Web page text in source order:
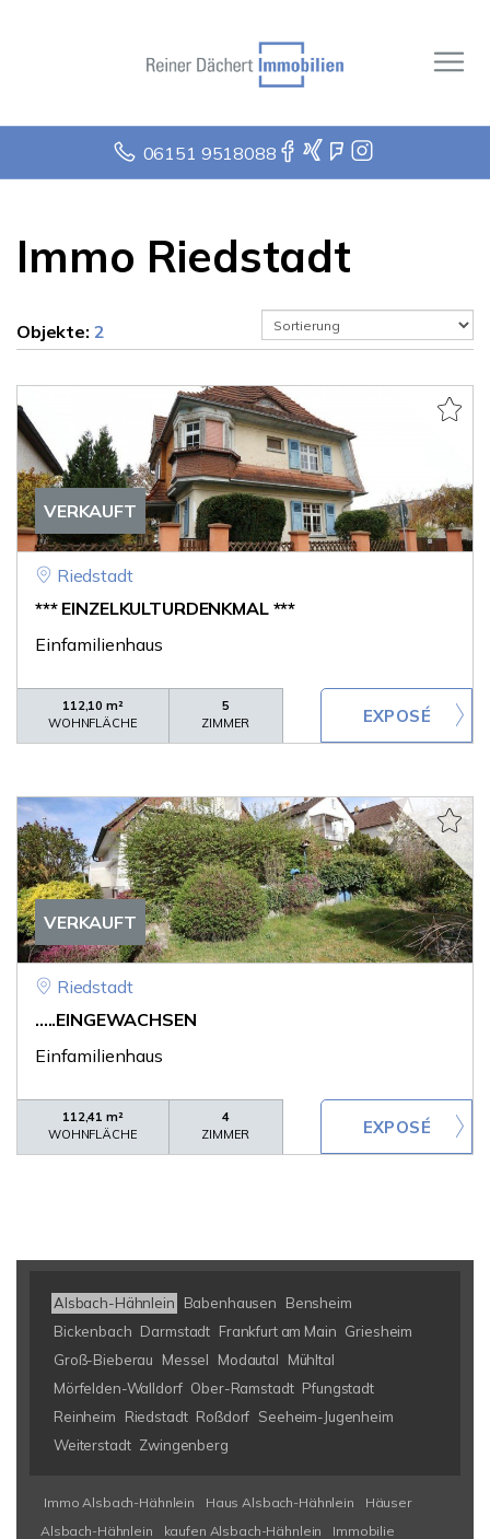
06151 9518088
Immo Riedstadt
Objekte: 2
VERKAUFT
Riedstadt
*** EINZELKULTURDENKMAL ***
Einfamilienhaus
112,10 m²
WOHNFLÄCHE
5
ZIMMER
VERKAUFT
Riedstadt
.....EINGEWACHSEN
Einfamilienhaus
112,41 m²
WOHNFLÄCHE
4
ZIMMER
Alsbach-Hähnlein Babenhausen
Bensheim
Bickenbach Darmstadt Frankfurt am Main Griesheim
Groß-Bieberau
Messel Modautal
Mühltal
Mörfelden-Walldorf Ober-Ramstadt Pfungstadt
Reinheim
Riedstadt Roßdorf Seeheim-Jugenheim
Weiterstadt Zwingenberg
Immo Alsbach-Hähnlein Haus Alsbach-Hähnlein
Häuser
Alsbach-Hähnlein
kaufen Alsbach-Hähnlein
Immobilie